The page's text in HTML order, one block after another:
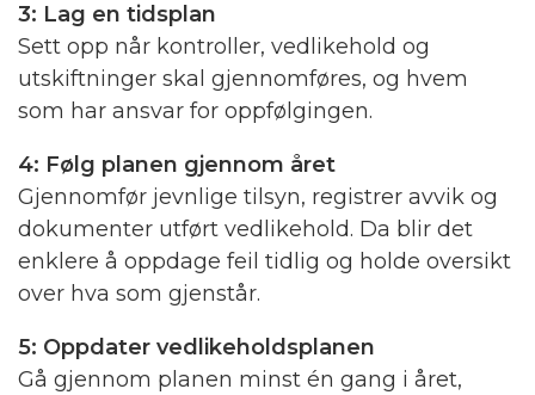
3: Lag en tidsplan
Sett opp når kontroller, vedlikehold og
utskiftninger skal gjennomføres, og hvem
som har ansvar for oppfølgingen.
4: Følg planen gjennom året
Gjennomfør jevnlige tilsyn, registrer avvik og
dokumenter utført vedlikehold. Da blir det
enklere å oppdage feil tidlig og holde oversikt
over hva som gjenstår.
5: Oppdater vedlikeholdsplanen
Gå gjennom planen minst én gang i året,